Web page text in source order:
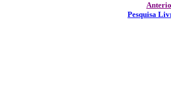
Pesquisa